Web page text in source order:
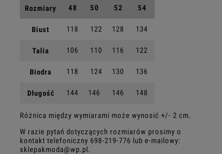
Rozmiary 48 50 52 54
Biust 118 122 128 134
Talia 106 110 116 122
Biodra 118 124 130 136
Długość 144 146 146 148
Różnica między wymiarami może wynosić +/- 2 cm.
W razie pytań dotyczących rozmiarów prosimy o
kontakt telefoniczny 698-219-776 lub e-mailowy:
sklepakmoda@wp.pl.